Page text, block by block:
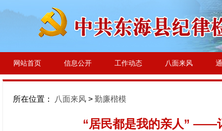
网站首页 信息公开 工作动态 八面来风
所在位置： 八面来风 > 勤廉楷模
“居民都是我的亲人” ——